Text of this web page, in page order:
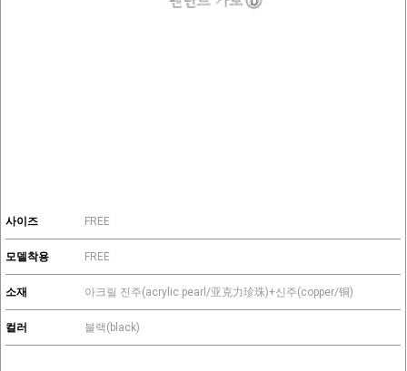
사이즈 FREE
모델착용 FREE
소재 아크릴 진주(acrylic pearl/亚克力珍珠)+신주(copper/铜)
컬러 블랙(black)